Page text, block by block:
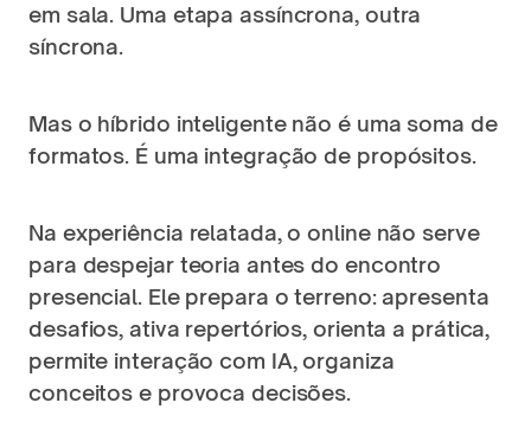
em sala. Uma etapa assíncrona, outra
síncrona.
Mas o híbrido inteligente não é uma soma de
formatos. É uma integração de propósitos.
Na experiência relatada, o online não serve
para despejar teoria antes do encontro
presencial. Ele prepara o terreno: apresenta
desafios, ativa repertórios, orienta a prática,
permite interação com IA, organiza
conceitos e provoca decisões.